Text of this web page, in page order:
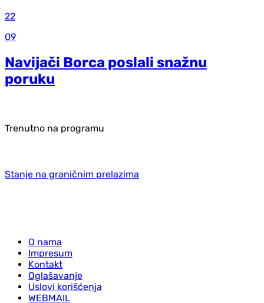
22
09
Navijači Borca poslali snažnu
poruku
Trenutno na programu
Stanje na graničnim prelazima
O nama
Impresum
Kontakt
Oglašavanje
Uslovi korišćenja
WEBMAIL